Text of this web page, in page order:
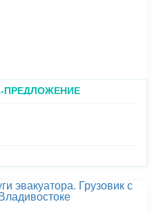
ПРЕДЛОЖЕНИЕ